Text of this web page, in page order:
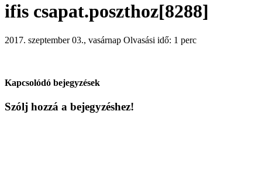
ifis csapat.poszthoz[8288]
2017. szeptember 03., vasárnap Olvasási idő: 1 perc
Kapcsolódó bejegyzések
Szólj hozzá a bejegyzéshez!